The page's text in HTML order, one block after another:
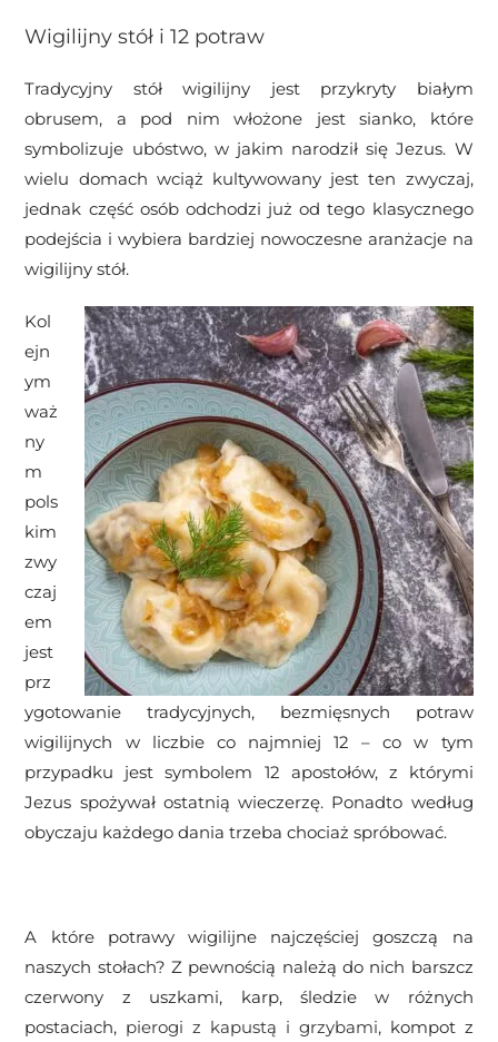
Wigilijny stół i 12 potraw
Tradycyjny stół wigilijny jest przykryty białym
obrusem, a pod nim włożone jest sianko, które
symbolizuje ubóstwo, w jakim narodził się Jezus. W
wielu domach wciąż kultywowany jest ten zwyczaj,
jednak część osób odchodzi już od tego klasycznego
podejścia i wybiera bardziej nowoczesne aranżacje na
wigilijny stół.
Kol
ejn
ym
waż
ny
m
pols
kim
zwy
czaj
em
jest
prz
ygotowanie tradycyjnych, bezmięsnych potraw
wigilijnych w liczbie co najmniej 12 – co w tym
przypadku jest symbolem 12 apostołów, z którymi
Jezus spożywał ostatnią wieczerzę. Ponadto według
obyczaju każdego dania trzeba chociaż spróbować.
A które potrawy wigilijne najczęściej goszczą na
naszych stołach? Z pewnością należą do nich barszcz
czerwony z uszkami, karp, śledzie w różnych
postaciach, pierogi z kapustą i grzybami, kompot z